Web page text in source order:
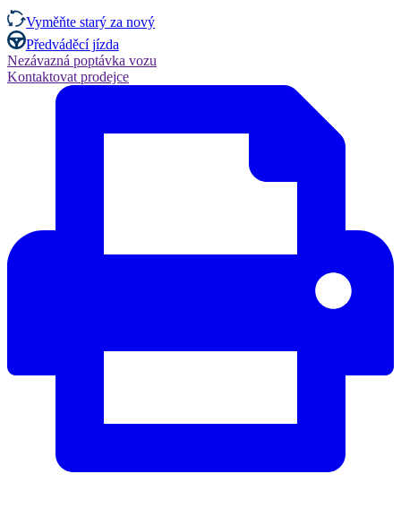
Vyměňte starý za nový
Předváděcí jízda
Nezávazná poptávka vozu
Kontaktovat prodejce